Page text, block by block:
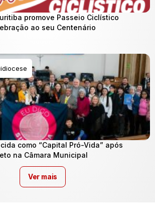
promove Passeio Ciclístico
ao seu Centenário
como “Capital Pró-Vida” após
na Câmara Municipal
Ver mais